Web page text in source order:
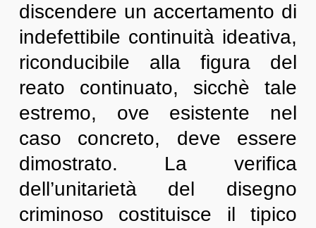
discendere un accertamento di
indefettibile continuità ideativa,
riconducibile alla figura del
reato continuato, sicchè tale
estremo, ove esistente nel
caso concreto, deve essere
dimostrato. La verifica
dell’unitarietà del disegno
criminoso costituisce il tipico